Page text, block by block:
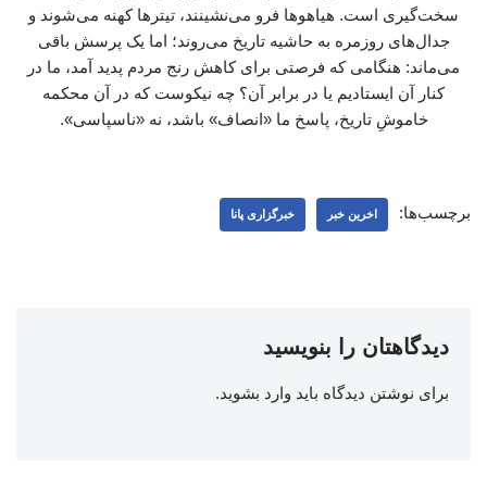
سخت‌گیری است. هیاهوها فرو می‌نشینند، تیترها کهنه می‌شوند و
جدال‌های روزمره به حاشیه تاریخ می‌روند؛ اما یک پرسش باقی
می‌ماند: هنگامی که فرصتی برای کاهش رنج مردم پدید آمد، ما در
کنار آن ایستادیم یا در برابر آن؟ چه نیکوست که در آن محکمه
خاموشِ تاریخ، پاسخ ما «انصاف» باشد، نه «ناسپاسی».
برچسب‌ها: اخرین خبر خبرگزاری پانا
دیدگاهتان را بنویسید
برای نوشتن دیدگاه باید وارد بشوید.